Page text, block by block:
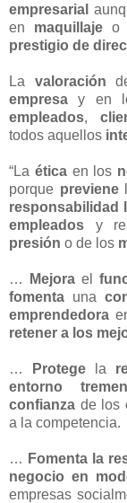
empresarial
en maquillajeo
prestigio de
La valoración
empresa y en
empleados,
todos aquellos
“La éticaen los
porque previene
responsabilidad
empleados y
presión o de los
… Mejora el
fomenta una
emprendedora
retener a los
… Protegela
entorno
confianza de los
a la competencia.
… Fomenta la
negocio en
empresas